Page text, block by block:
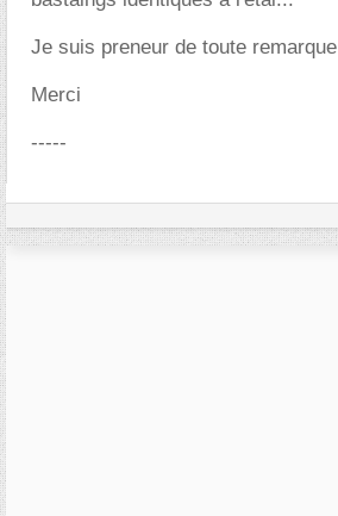
Je suis preneur de toute remarque
Merci
-----